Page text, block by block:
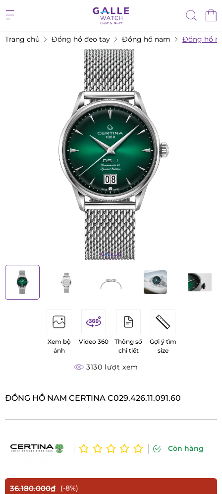
Trang chủ Đồng hồ đeo tay Đồng hồ nam Đồng hồ
Xem bộ
ảnh
Video 360
Thông số
chi tiết
Gợi ý tìm
size
3130 lượt xem
ĐỒNG HỒ NAM CERTINA C029.426.11.091.60
Còn hàng
36.180.000₫ (-8%)